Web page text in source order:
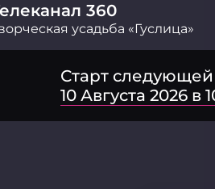
360
усадьба «Гуслица»
Старт
10 Августа 2026 в